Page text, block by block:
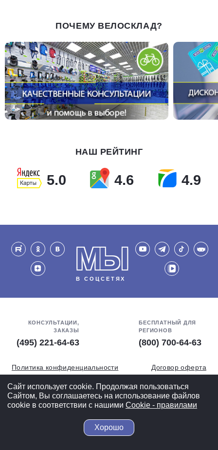
ПОЧЕМУ ВЕЛОСКЛАД?
НАШ РЕЙТИНГ
5.0 4.6 4.9
МЫ
В СОЦСЕТЯХ
КОНСУЛЬТАЦИИ,
ЗАКАЗЫ
(495) 221-64-63
БЕСПЛАТНЫЙ ДЛЯ
РЕГИОНОВ
(800) 700-64-63
Политика конфиденциальности
Договор оферта
Обработка персональных данных
СОУТ
Полная версия
© 2004-2026 ВелоСклад.ру - более 20 лет радуем Вас!
Сайт использует cookie. Продолжая пользоваться
Сайтом, Вы соглашаетесь на использование файлов
cookie в соответствии с нашими Cookiе - правилами
Хорошо